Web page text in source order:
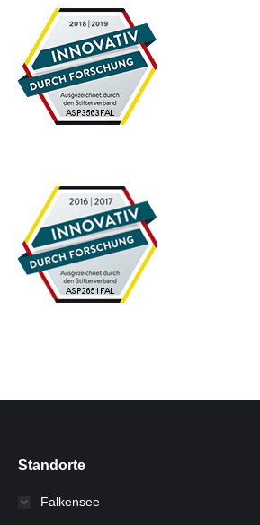
Standorte
Falkensee